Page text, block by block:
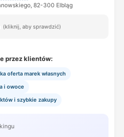
82-300 Elbląg
(kliknij, aby sprawdzić)
przez klientów:
oferta marek własnych
i owoce
i szybkie zakupy